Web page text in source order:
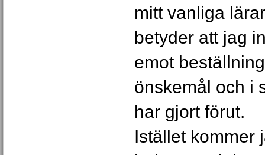
mitt vanliga
betyder att jag
emot
önskemål och i
har gjort förut.
Istället kommer